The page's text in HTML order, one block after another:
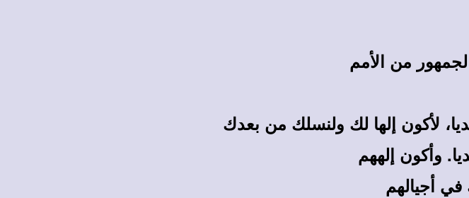
من الأمم
لأكون إلها لك ولنسلك من بعدك
وأكون إلههم
أجيالهم